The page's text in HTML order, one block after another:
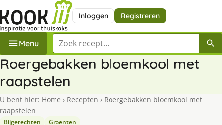
Inloggen Registreren
Menu Zoek een recept
Roergebakken bloemkool met
raapstelen
U bent hier: Home › Recepten › Roergebakken bloemkool met
raapstelen
Bijgerechten Groenten